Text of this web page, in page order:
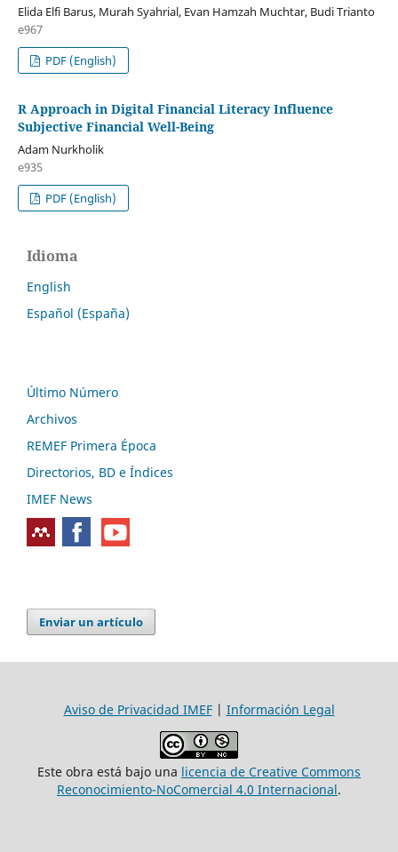
Elida Elfi Barus, Murah Syahrial, Evan Hamzah Muchtar, Budi Trianto
e967
PDF (English)
R Approach in Digital Financial Literacy Influence
Subjective Financial Well-Being
Adam Nurkholik
e935
PDF (English)
Idioma
English
Español (España)
Último Número
Archivos
REMEF Primera Época
Directorios, BD e Índices
IMEF News
Enviar un artículo
Aviso de Privacidad IMEF| Información Legal
Este obra está bajo una licencia de Creative Commons
Reconocimiento-NoComercial 4.0 Internacional.